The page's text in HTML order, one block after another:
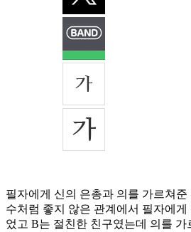
필자에게 신의 은총과 의를 가르쳐
수처럼 좋지 않은 관계에서 필자에
었고 B는 절친한 친구였는데 의를